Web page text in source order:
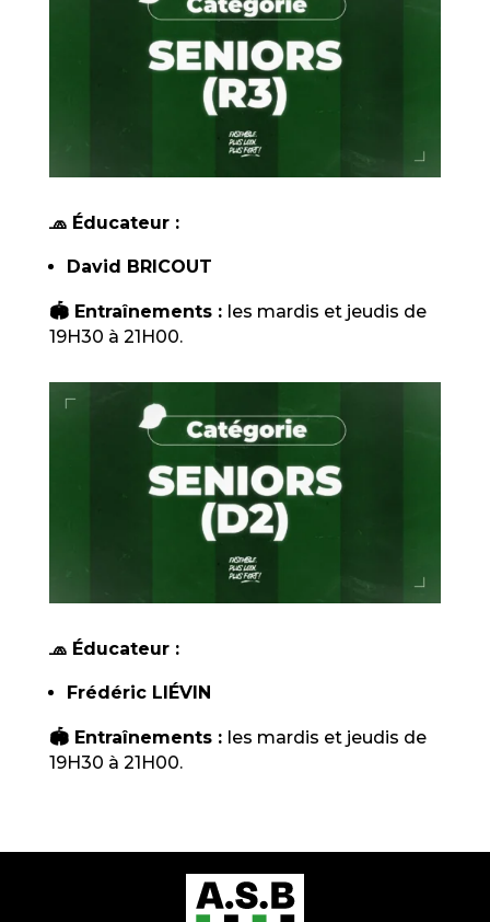
🧢 Éducateur :
David BRICOUT
🏟️ Entraînements : les mardis et jeudis de
19H30 à 21H00.
🧢 Éducateur :
Frédéric LIÉVIN
🏟️ Entraînements : les mardis et jeudis de
19H30 à 21H00.